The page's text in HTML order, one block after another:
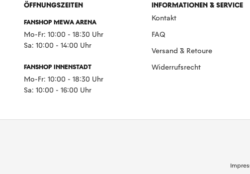
ÖFFNUNGSZEITEN
FANSHOP MEWA ARENA
Mo-Fr: 10:00 - 18:30 Uhr
Sa: 10:00 - 14:00 Uhr
FANSHOP INNENSTADT
Mo-Fr: 10:00 - 18:30 Uhr
Sa: 10:00 - 16:00 Uhr
INFORMATIONEN & SERVICE
Kontakt
FAQ
Versand & Retoure
Widerrufsrecht